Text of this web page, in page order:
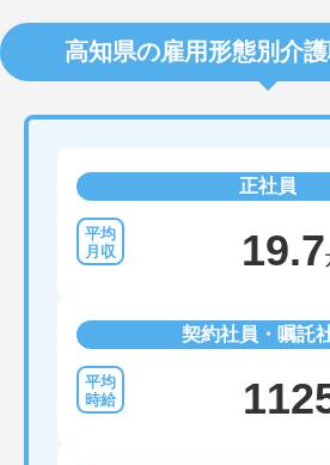
高知県の雇用形態別介
正社員
19.7
契約社員・嘱託